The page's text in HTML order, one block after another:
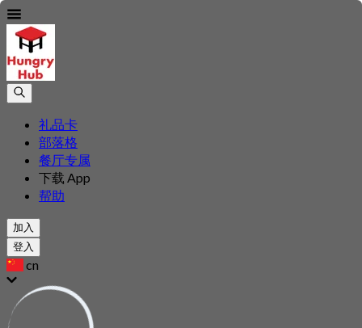
礼品卡
部落格
餐厅专属
下载 App
帮助
加入
登入
cn